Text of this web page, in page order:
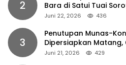
2
Bara di Satui Tuai
Juni 22, 2026 436
3
Penutupan Munas-
Dipersiapkan Matang,
Juni 21, 2026 429